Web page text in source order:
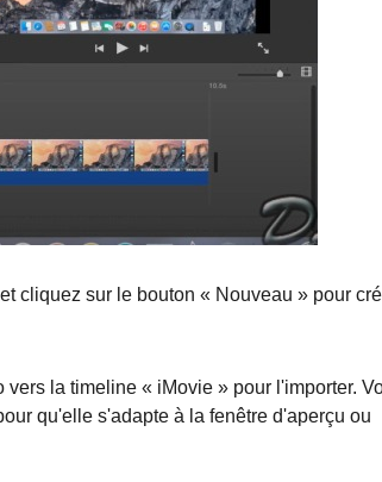
cliquez sur le bouton « Nouveau » pour
la timeline « iMovie » pour l'importer.
qu'elle s'adapte à la fenêtre d'aperçu ou